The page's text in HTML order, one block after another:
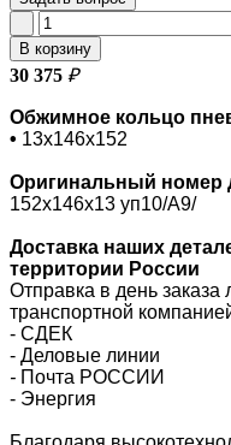
В корзину
30 375 ₽
Обжимное кольцо
• 13х146х152
Оригинальный номер
152х146х13 уп10/A9/
Доставка наших
территории России
Отправка в день
транспортной
- СДЕК
- Деловые линии
- Почта РОССИИ
- Энергия